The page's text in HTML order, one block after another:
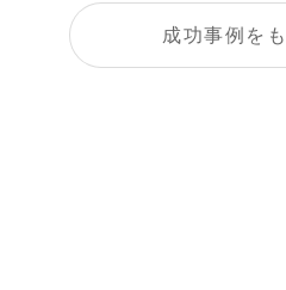
成功事例を